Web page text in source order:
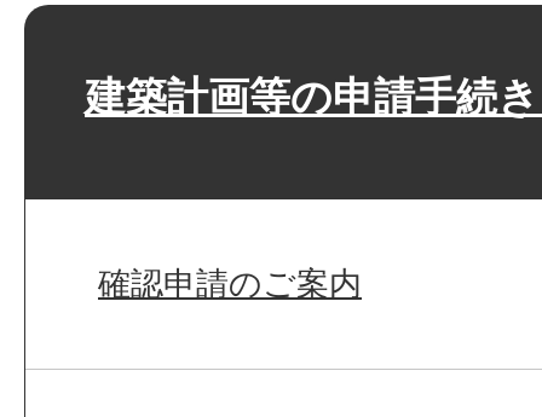
建築計画等の申請手続
確認申請のご案内